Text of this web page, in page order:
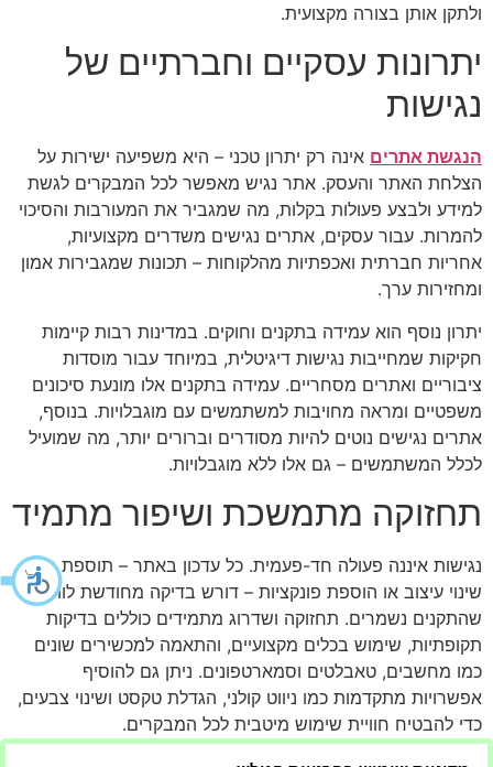
ולתקן אותן בצורה מקצועית.
יתרונות עסקיים וחברתיים של
נגישות
הנגשת אתרים אינה רק יתרון טכני – היא משפיעה ישירות על
הצלחת האתר והעסק. אתר נגיש מאפשר לכל המבקרים לגשת
למידע ולבצע פעולות בקלות, מה שמגביר את המעורבות והסיכוי
להמרות. עבור עסקים, אתרים נגישים משדרים מקצועיות,
אחריות חברתית ואכפתיות מהלקוחות – תכונות שמגבירות אמון
ומחזירות ערך.
יתרון נוסף הוא עמידה בתקנים וחוקים. במדינות רבות קיימות
חקיקות שמחייבות נגישות דיגיטלית, במיוחד עבור מוסדות
ציבוריים ואתרים מסחריים. עמידה בתקנים אלו מונעת סיכונים
משפטיים ומראה מחויבות למשתמשים עם מוגבלויות. בנוסף,
אתרים נגישים נוטים להיות מסודרים וברורים יותר, מה שמועיל
לכלל המשתמשים – גם אלו ללא מוגבלויות.
תחזוקה מתמשכת ושיפור מתמיד
נגישות איננה פעולה חד-פעמית. כל עדכון באתר – תוספת תוכן,
שינוי עיצוב או הוספת פונקציות – דורש בדיקה מחודשת לוודא
שהתקנים נשמרים. תחזוקה ושדרוג מתמידים כוללים בדיקות
תקופתיות, שימוש בכלים מקצועיים, והתאמה למכשירים שונים
כמו מחשבים, טאבלטים וסמארטפונים. ניתן גם להוסיף
אפשרויות מתקדמות כמו ניווט קולני, הגדלת טקסט ושינוי צבעים,
כדי להבטיח חוויית שימוש מיטבית לכל המבקרים.